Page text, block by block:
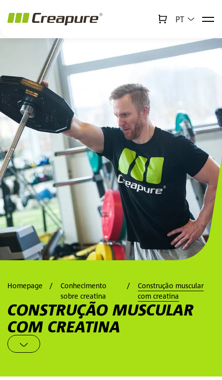
PT
Homepage
Conhecimento
sobre creatina
Construção muscular
com creatina
CONSTRUÇÃO MUSCULAR
COM CREATINA
Creabot